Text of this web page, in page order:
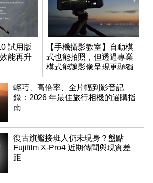
試用版
能再升
【手機攝影教室】自動模
式也能拍照，但透過專業
模式能讓影像呈現更顯獨
特與個人風格
輕巧、高倍率、全片幅到影音記
錄：2026 年最佳旅行相機的選購指
南
復古旗艦接班人仍未現身？盤點
Fujifilm X-Pro4 近期傳聞與現實差
距